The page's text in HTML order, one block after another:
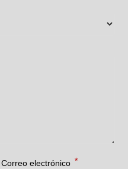
Correo electrónico *